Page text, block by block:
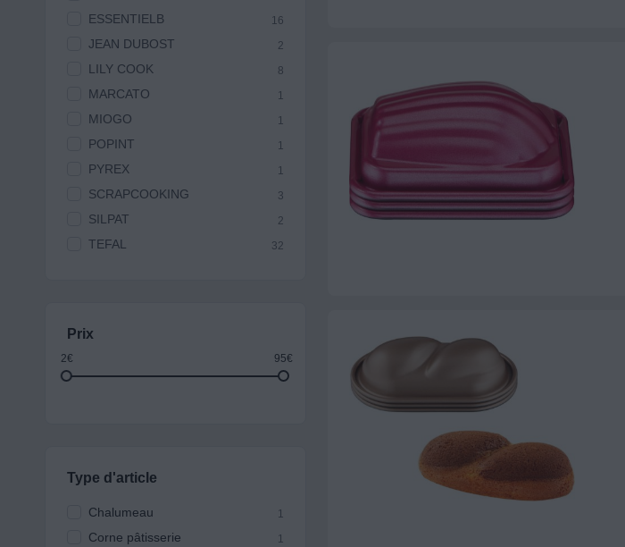
ESSENTIELB 16
JEAN DUBOST 2
LILY COOK 8
MARCATO 1
MIOGO 1
POPINT 1
PYREX 1
SCRAPCOOKING 3
SILPAT 2
TEFAL 32
Prix
2€ 95€
Type d'article
Chalumeau 1
Corne pâtisserie 1